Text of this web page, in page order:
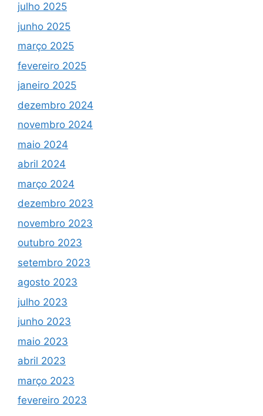
julho 2025
junho 2025
março 2025
fevereiro 2025
janeiro 2025
dezembro 2024
novembro 2024
maio 2024
abril 2024
março 2024
dezembro 2023
novembro 2023
outubro 2023
setembro 2023
agosto 2023
julho 2023
junho 2023
maio 2023
abril 2023
março 2023
fevereiro 2023